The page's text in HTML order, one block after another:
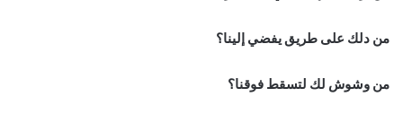
من دلك على طريق يفضي إلينا؟
من وشوش لك لتسقط فوقنا؟